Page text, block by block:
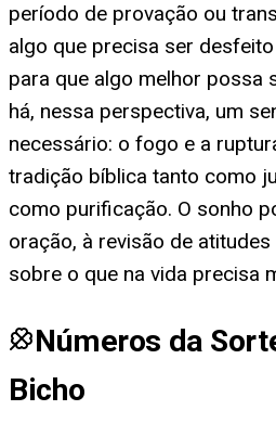
período de provação ou
algo que precisa ser
para que algo melhor possa
há, nessa perspectiva, um
necessário: o fogo e a
tradição bíblica tanto como
como purificação. O sonho
oração, à revisão de
sobre o que na vida precisa
Números da
Bicho